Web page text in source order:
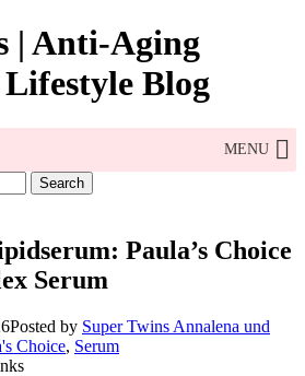
| Anti-Aging
Blog
MENU
Paula’s Choice
Serum
Posted by Super Twins Annalena und
Choice, Serum